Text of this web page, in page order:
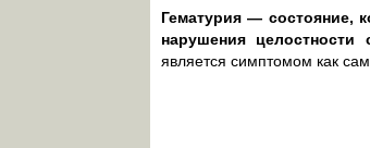
Гематурия — состояние,
нарушения
является симптомом как